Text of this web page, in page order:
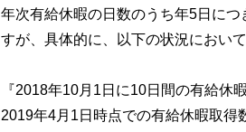
年次有給休暇の日数のうち年5日に
すが、具体的に、以下の状況におい
『2018年10月1日に10日間の有給休
2019年4月1日時点での有給休暇取得